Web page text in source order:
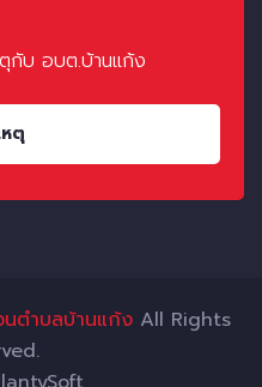
ตุกับ อบต.บ้านแก้ง
หตุ
นตำบลบ้านแก้งAll Rights